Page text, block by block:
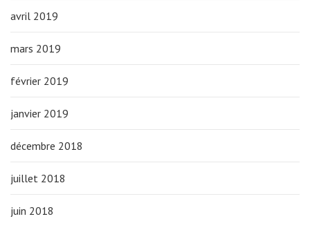
avril 2019
mars 2019
février 2019
janvier 2019
décembre 2018
juillet 2018
juin 2018